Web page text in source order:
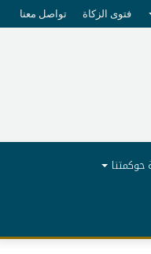
فتوى الزكاة تواصل معنا